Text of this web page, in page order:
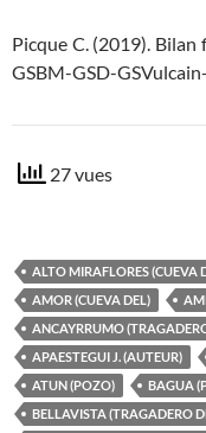
Picque C. (2019). Bilan
GSBM-GSD-
27 vues
ALTO MIRAFLORES (CUEVA
AMOR (CUEVA DEL)
ANCAYRRUMO
APAESTEGUI J. (AUTEUR)
ATUN (POZO)
BAGUA
BELLAVISTA (TRAGADERO